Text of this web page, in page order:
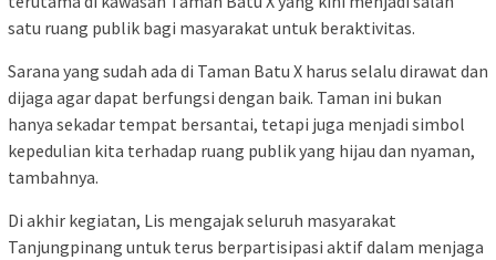
satu ruang publik bagi masyarakat untuk beraktivitas.
Sarana yang sudah ada di Taman Batu X harus selalu dirawat dan
dijaga agar dapat berfungsi dengan baik. Taman ini bukan
hanya sekadar tempat bersantai, tetapi juga menjadi simbol
kepedulian kita terhadap ruang publik yang hijau dan nyaman,
tambahnya.
Di akhir kegiatan, Lis mengajak seluruh masyarakat
Tanjungpinang untuk terus berpartisipasi aktif dalam menjaga